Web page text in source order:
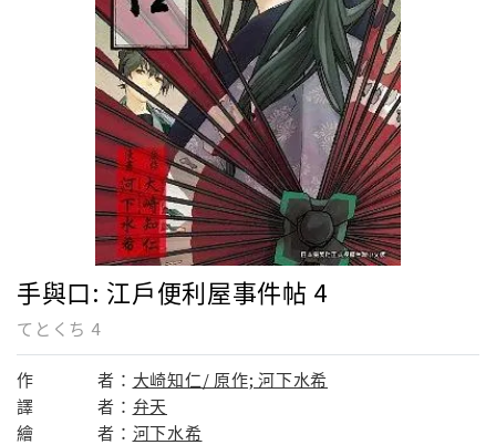
手與口: 江戶便利屋事件帖 4
てとくち 4
作 者： 大崎知仁/ 原作; 河下水希
譯
者： 弁天
繪
者： 河下水希